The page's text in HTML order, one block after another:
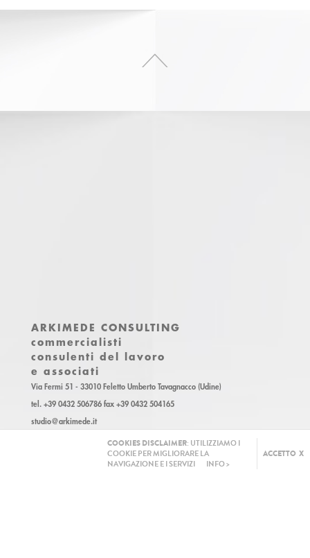
ARKIMEDE CONSULTING
commercialisti
consulenti del lavoro
e associati
Via Fermi 51 - 33010 Feletto Umberto Tavagnacco (Udine)
tel. +39 0432 506786 fax +39 0432 504165
studio@arkimede.it
CF e P. IVA 01911700308COOKIES DISCLAIMER: UTILIZZIAMO I
COOKIE PER MIGLIORARE LA
NAVIGAZIONE E I SERVIZI
INFO >
ACCETTO X